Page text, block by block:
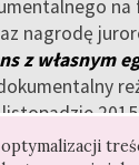
na
nagrodę
z własnym
Film